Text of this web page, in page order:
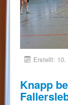
Erstellt: 10.
Knapp